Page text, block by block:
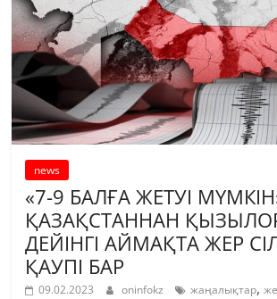
news
«7-9 БАЛҒА ЖЕТУІ
ҚАЗАҚСТАННАН
ДЕЙІНГІ АЙМАҚТА ЖЕР
ҚАУПІ БАР
09.02.2023 oninfokz жаңалықтар,